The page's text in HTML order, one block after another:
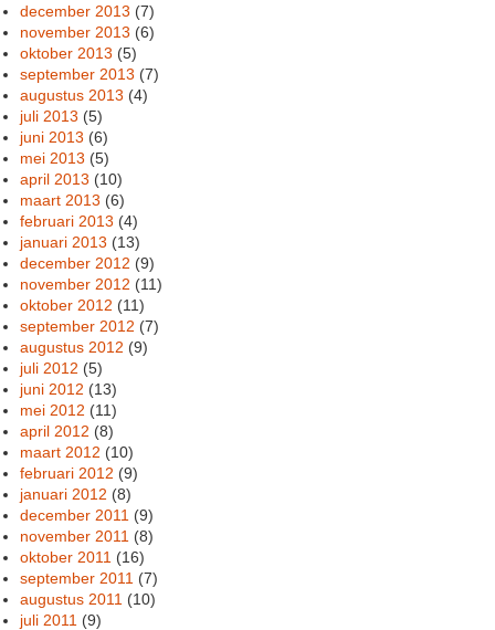
december 2013 (7)
november 2013 (6)
oktober 2013 (5)
september 2013 (7)
augustus 2013 (4)
juli 2013 (5)
juni 2013 (6)
mei 2013 (5)
april 2013 (10)
maart 2013 (6)
februari 2013 (4)
januari 2013 (13)
december 2012 (9)
november 2012 (11)
oktober 2012 (11)
september 2012 (7)
augustus 2012 (9)
juli 2012 (5)
juni 2012 (13)
mei 2012 (11)
april 2012 (8)
maart 2012 (10)
februari 2012 (9)
januari 2012 (8)
december 2011 (9)
november 2011 (8)
oktober 2011 (16)
september 2011 (7)
augustus 2011 (10)
juli 2011 (9)